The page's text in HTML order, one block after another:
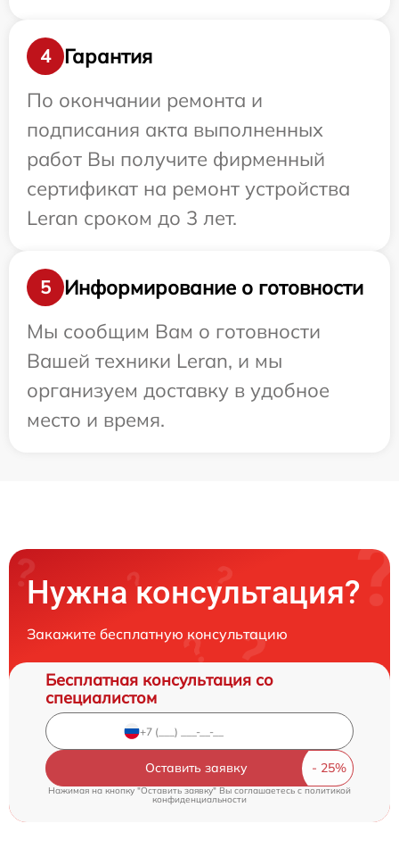
4
Гарантия
По окончании ремонта и
подписания акта выполненных
работ Вы получите фирменный
сертификат на ремонт устройства
Leran сроком до 3 лет.
5
Информирование о готовности
Мы сообщим Вам о готовности
Вашей техники Leran, и мы
организуем доставку в удобное
место и время.
Нужна консультация?
Закажите бесплатную консультацию
Бесплатная консультация со
специалистом
Оставить заявку
Нажимая на кнопку "Оставить заявку" Вы соглашаетесь cполитикой
конфиденциальности